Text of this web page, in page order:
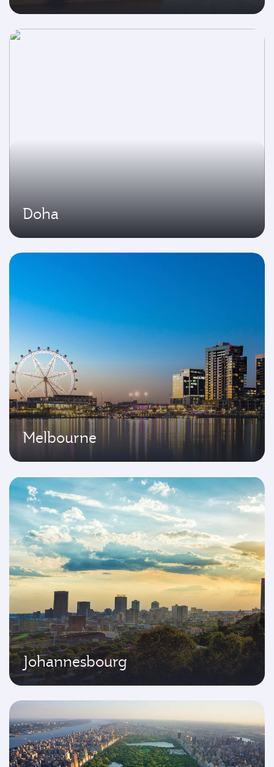
Doha
Melbourne
Johannesbourg